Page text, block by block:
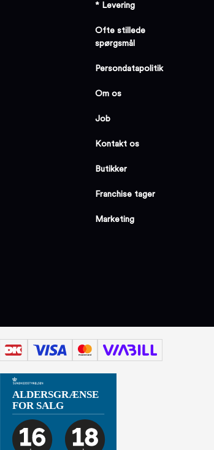
* Levering
Ofte stillede
spørgsmål
Persondatapolitik
Om os
Job
Kontakt os
Butikker
Franchise tager
Marketing